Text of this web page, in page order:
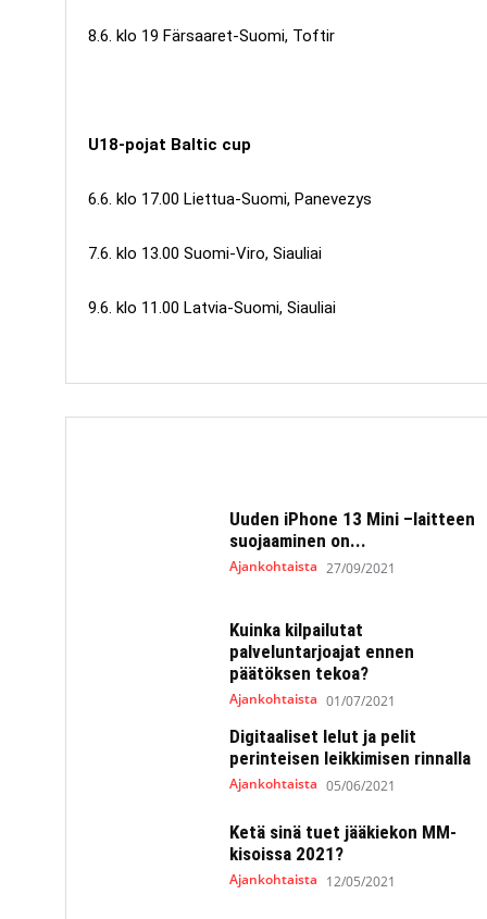
8.6. klo 19 Färsaaret-Suomi, Toftir
U18-pojat Baltic cup
6.6. klo 17.00 Liettua-Suomi, Panevezys
7.6. klo 13.00 Suomi-Viro, Siauliai
9.6. klo 11.00 Latvia-Suomi, Siauliai
Uuden iPhone 13 Mini –laitteen
suojaaminen on...
Ajankohtaista 27/09/2021
Kuinka kilpailutat
palveluntarjoajat ennen
päätöksen tekoa?
Ajankohtaista 01/07/2021
Digitaaliset lelut ja pelit
perinteisen leikkimisen rinnalla
Ajankohtaista 05/06/2021
Ketä sinä tuet jääkiekon MM-
kisoissa 2021?
Ajankohtaista 12/05/2021